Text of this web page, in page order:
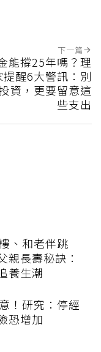
下一篇
能撐25年嗎？理
提醒6大警訊：別
資，更要留意這
些支出
、和老伴跳
親長壽秘訣：
養生潮
！研究：停經
恐增加